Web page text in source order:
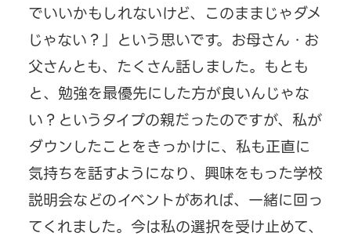
でいいかもしれないけど、このままじゃダメ
じゃない？」という思いです。お母さん・お
父さんとも、たくさん話しました。もとも
と、勉強を最優先にした方が良いんじゃな
い？というタイプの親だったのですが、私が
ダウンしたことをきっかけに、私も正直に
気持ちを話すようになり、興味をもった学校
説明会などのイベントがあれば、一緒に回っ
てくれました。今は私の選択を受け止めて、